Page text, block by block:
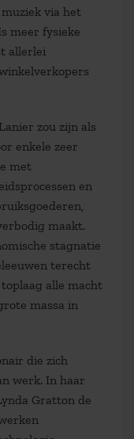
via het
meer fysieke
allerlei
zou zijn als
enkele zeer
met
en
maakt.
stagnatie
terecht
alle macht
massa in
die zich
werk. In haar
Gratton de